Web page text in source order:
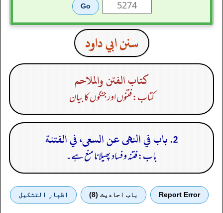
سنن ابي داود
كتاب الفتن والملاحم
کتاب: فتنوں اور جنگوں کا بیان
2. باب في النهى عن السعى، في الفتنة
باب: فتنہ و فساد پھیلانا منع ہے۔
Report Error باب احادیث (8) اظهار التشكيل